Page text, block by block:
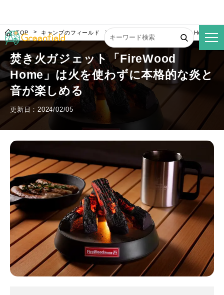
TOP キャンプのフィールド 焚き火ガジェット「FireWood Home」
焚き火ガジェット「FireWood
Home」は火を使わずに本格的な炎と
音が楽しめる
更新日：2024/02/05